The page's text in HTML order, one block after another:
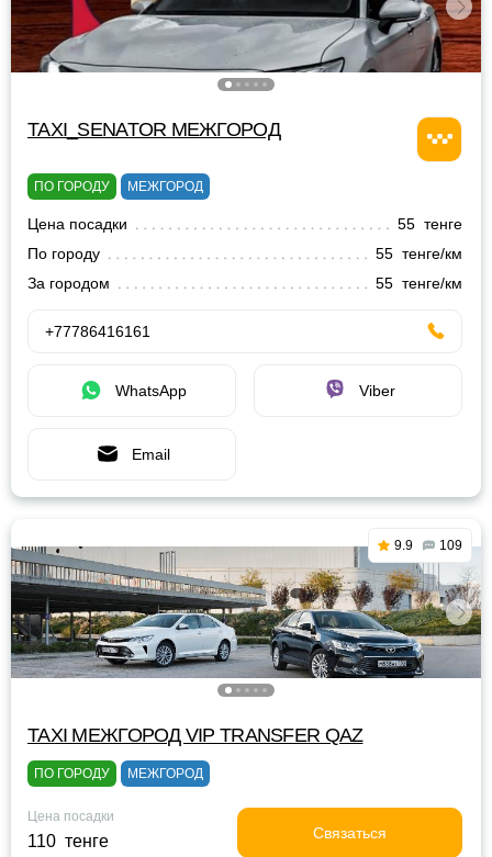
TAXI_SENATOR МЕЖГОРОД
ПО ГОРОДУ МЕЖГОРОД
Цена посадки
55 тенге
По городу
55 тенге/км
За городом
55 тенге/км
+77786416161
WhatsApp Viber
Email
9.9 109
TAXI МЕЖГОРОД VIP TRANSFER QАZ
ПО ГОРОДУ МЕЖГОРОД
Цена посадки
110 тенге Связаться